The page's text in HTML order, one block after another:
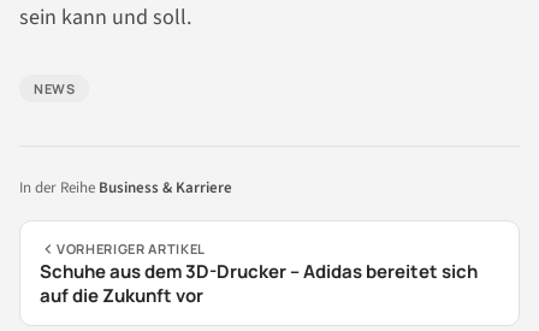
sein kann und soll.
NEWS
In der Reihe Business & Karriere
VORHERIGER ARTIKEL
Schuhe aus dem 3D-Drucker – Adidas bereitet sich
auf die Zukunft vor